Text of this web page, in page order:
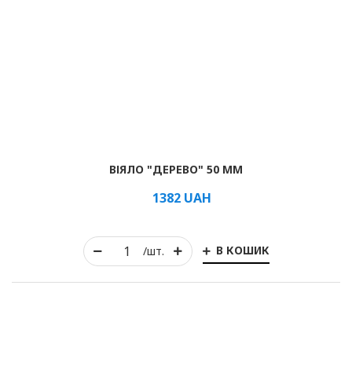
/шт. В КОШИК
ВІЯЛО "ДЕРЕВО" 50 ММ
1382UAH